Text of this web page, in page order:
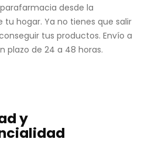
desde la
tu hogar. Ya no tienes que salir
tus productos. Envío a
plazo de 24 a 48 horas.
y